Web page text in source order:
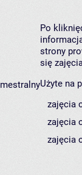
Po
strony
się
Użyte na
zajęcia
zajęcia
zajęcia